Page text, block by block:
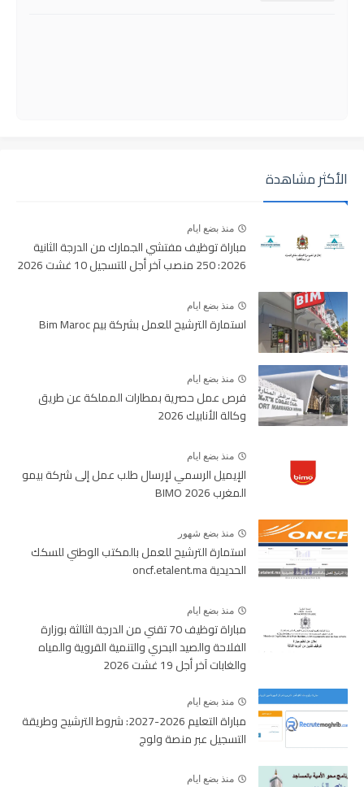
الأكثر مشاهدة
منذ بضع ايام
مباراة توظيف مفتشي الجمارك من الدرجة الثانية
2026: 250 منصب آخر أجل للتسجيل 10 غشت 2026
منذ بضع ايام
استمارة الترشيح للعمل بشركة بيم Bim Maroc
منذ بضع ايام
فرص عمل حصرية بمطارات المملكة عن طريق
وكالة الأنابيك 2026
منذ بضع ايام
الإيميل الرسمي لإرسال طلب عمل إلى شركة بيمو
المغرب BIMO 2026
منذ بضع شهور
استمارة الترشيح للعمل بالمكتب الوطني للسكك
الحديدية oncf.etalent.ma
منذ بضع ايام
مباراة توظيف 70 تقني من الدرجة الثالثة بوزارة
الفلاحة والصيد البحري والتنمية القروية والمياه
والغابات آخر أجل 19 غشت 2026
منذ بضع ايام
مباراة التعليم 2026-2027: شروط الترشيح وطريقة
التسجيل عبر منصة ولوج
منذ بضع ايام